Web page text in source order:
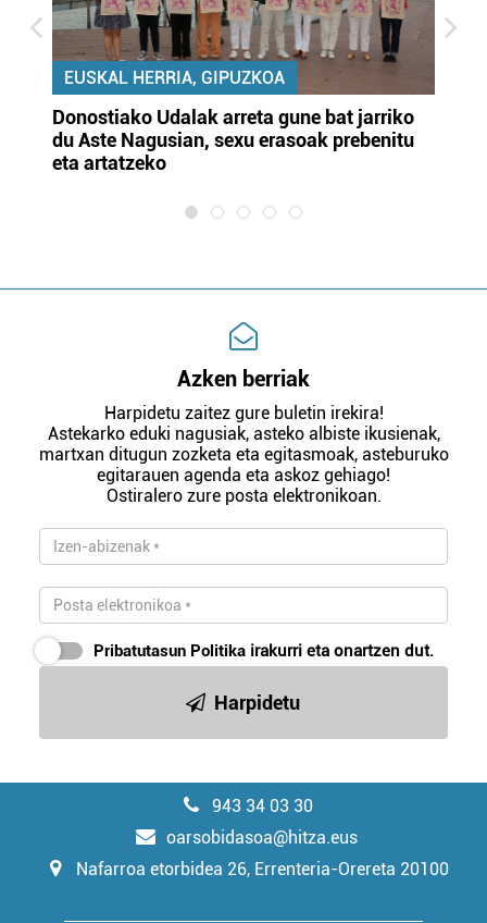
EUSKAL HERRIA, GIPUZKOA
Donostiako Udalak arreta gune bat jarriko
du Aste Nagusian, sexu erasoak prebenitu
eta artatzeko
Azken berriak
Harpidetu zaitez gure buletin irekira!
Astekarko eduki nagusiak, asteko albiste ikusienak,
martxan ditugun zozketa eta egitasmoak, asteburuko
egitarauen agenda eta askoz gehiago!
Ostiralero zure posta elektronikoan.
Pribatutasun Politika irakurri eta onartzen dut.
Harpidetu
943 34 03 30
oarsobidasoa@hitza.eus
Nafarroa etorbidea 26, Errenteria-Orereta 20100